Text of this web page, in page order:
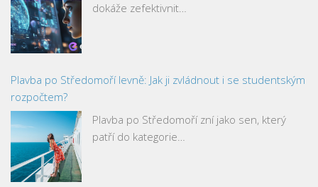
dokáže zefektivnit…
Plavba po Středomoří levně: Jak ji zvládnout i se studentským
rozpočtem?
Plavba po Středomoří zní jako sen, který
patří do kategorie…